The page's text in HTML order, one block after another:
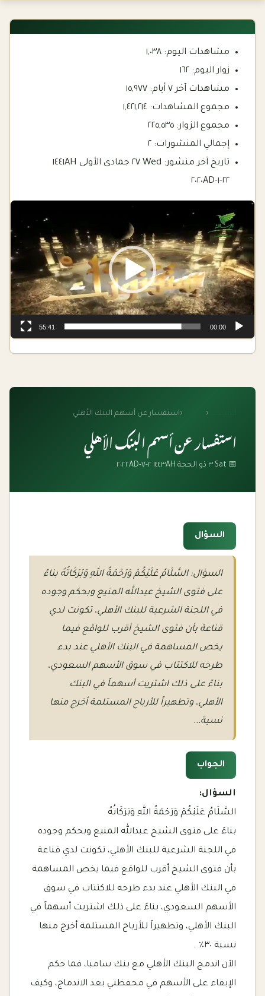
‹
‹استفسار عن أسهم البنك الأهلي
استفسار عن أسهم البنك الأهلي
📅 Sat ٣ ذو الحجة ١٤٤٣AH ٢-٧-٢٠٢٢AD
السؤال
السؤال: السَّلَامُ عَلَيْكُمْ وَرَحْمَةُ اللهِ وَبَرَكَاتُهُ بناءً
على فتوى الشيخ عبدالله المنيع وبحكم وجوده
في اللجنة الشرعية للبنك الأهلي، تكونت لدي
قناعة بأن فتوى الشيخ أقرب للواقع فيما
يخص المساهمة في البنك الأهلي عند بدء
طرحه للاكتتاب في سوق الأسهم السعودي،
بناءً على ذلك اشتريت أسهماً في البنك
الأهلي، وتطهيراً للأرباح المستلمة أخرج منها
نسبة...
الجواب
السؤال:
السَّلَامُ عَلَيْكُمْ وَرَحْمَةُ اللهِ وَبَرَكَاتُهُ
بناءً على فتوى الشيخ عبدالله المنيع وبحكم وجوده
في اللجنة الشرعية للبنك الأهلي، تكونت لدي قناعة
بأن فتوى الشيخ أقرب للواقع فيما يخص المساهمة
في البنك الأهلي عند بدء طرحه للاكتتاب في سوق
الأسهم السعودي، بناءً على ذلك اشتريت أسهماً في
البنك الأهلي، وتطهيراً للأرباح المستلمة أخرج منها
نسبة ٣٠٪؜ .
الآن اندمج البنك الأهلي مع بنك سامبا، فما حكم
الإبقاء على الأسهم في محفظتي بعد الاندماج، وكيف
مشاهدات اليوم:١,٠٣٨
زوار اليوم: ١٦٢
مشاهدات آخر ٧ أيام:
١٥,٩٧٧
مجموع المشاهدات: ١,٤٢١,٢١٤
مجموع الزوار:٢٢٥,٥٣٥
إجمالي المنشورات: ٢
تاريخ آخر منشور:
Wed ٢٧ جمادى الأولى ١٤٤١AH
٢٢-١-٢٠٢٠AD
Player
00:00
55:41